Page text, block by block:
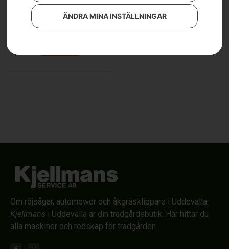
ÄNDRA MINA INSTÄLLNINGAR
Husqvarna 435i
5 190kr
Om röjsågar, automower och åkgräsklippare i Uddevalla.
Kjellmans i Uddevalla är din trädgårdsbutik. Här hittar du
alla maskiner och redskap för trädgården.